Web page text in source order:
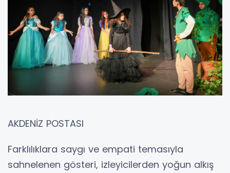
AKDENİZ POSTASI
Farklılıklara saygı ve empati temasıyla
sahnelenen gösteri, izleyicilerden yoğun alkış